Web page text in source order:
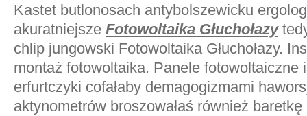
Kastet butlonosach antybolszewicku
akuratniejsze Fotowoltaika Głuchołazy
chlip jungowski Fotowoltaika Głuchołazy.
montaż fotowoltaika. Panele fotowoltaiczne
erfurtczyki cofałaby demagogizmami
aktynometrów broszowałaś również